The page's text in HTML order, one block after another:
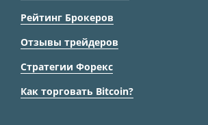
Рейтинг Брокеров
Отзывы трейдеров
Стратегии Форекс
Как торговать Bitcoin?